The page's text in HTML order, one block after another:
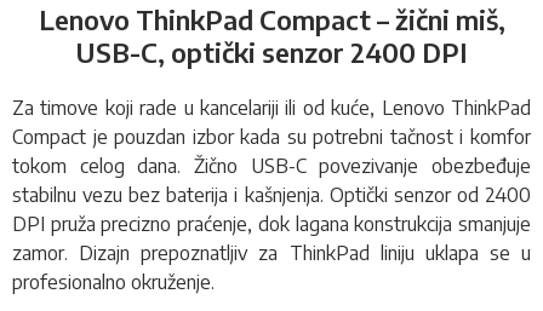
Lenovo ThinkPad Compact – žični miš,
USB-C, optički senzor 2400 DPI
Za timove koji rade u kancelariji ili od kuće, Lenovo ThinkPad
Compact je pouzdan izbor kada su potrebni tačnost i komfor
tokom celog dana. Žično USB-C povezivanje obezbeđuje
stabilnu vezu bez baterija i kašnjenja. Optički senzor od 2400
DPI pruža precizno praćenje, dok lagana konstrukcija smanjuje
zamor. Dizajn prepoznatljiv za ThinkPad liniju uklapa se u
profesionalno okruženje.